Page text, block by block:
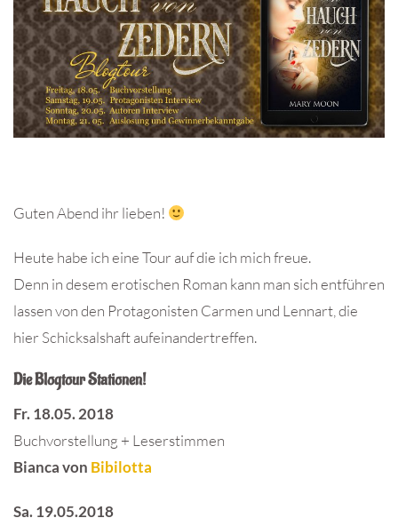
Guten Abend ihr lieben!
Heute habe ich eine Tour auf die ich mich freue.
Denn in desem erotischen Roman kann man sich entführen
lassen von den Protagonisten Carmen und Lennart, die
hier Schicksalshaft aufeinandertreffen.
Die Blogtour Stationen!
Fr. 18.05. 2018
Buchvorstellung + Leserstimmen
Bianca von Bibilotta
Sa. 19.05.2018